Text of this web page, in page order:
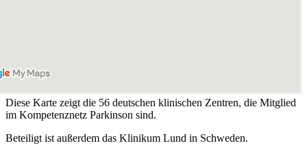
Diese Karte zeigt die 56 deutschen klinischen Zentren, die Mitglied
im Kompetenznetz Parkinson sind.
Beteiligt ist außerdem das Klinikum Lund in Schweden.